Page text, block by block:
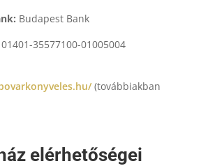
Budapest Bank
35577100-01005004
(továbbiakban
elérhetőségei